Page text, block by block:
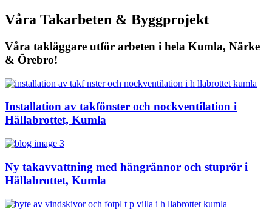
Våra Takarbeten & Byggprojekt
Våra takläggare utför arbeten i hela Kumla, Närke
& Örebro!
Installation av takfönster och nockventilation i
Hällabrottet, Kumla
Ny takavvattning med hängrännor och stuprör i
Hällabrottet, Kumla